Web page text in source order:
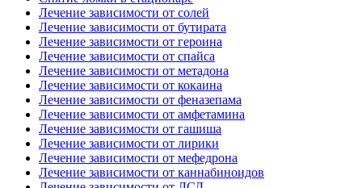
Лечение зависимости от солей
Лечение зависимости от бутирата
Лечение зависимости от героина
Лечение зависимости от спайса
Лечение зависимости от метадона
Лечение зависимости от кокаина
Лечение зависимости от феназепама
Лечение зависимости от амфетамина
Лечение зависимости от гашиша
Лечение зависимости от лирики
Лечение зависимости от мефедрона
Лечение зависимости от каннабиноидов